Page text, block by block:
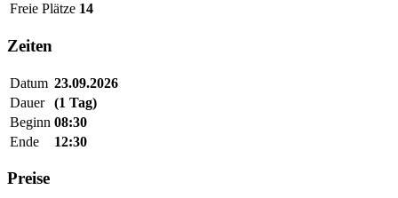
Freie Plätze 14
Zeiten
Datum 23.09.2026
Dauer
(1 Tag)
Beginn 08:30
Ende
12:30
Preise